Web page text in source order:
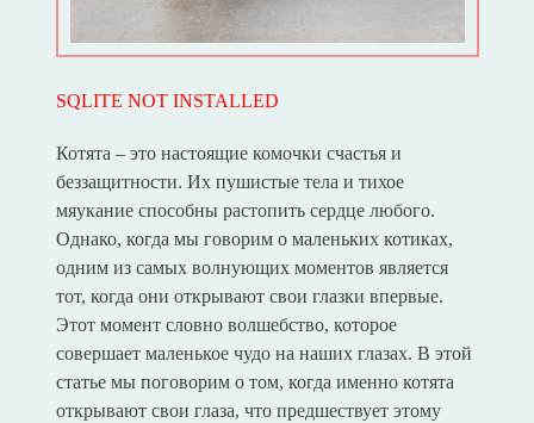
SQLITE NOT INSTALLED
Котята – это настоящие комочки счастья и
беззащитности. Их пушистые тела и тихое
мяукание способны растопить сердце любого.
Однако, когда мы говорим о маленьких котиках,
одним из самых волнующих моментов является
тот, когда они открывают свои глазки впервые.
Этот момент словно волшебство, которое
совершает маленькое чудо на наших глазах. В этой
статье мы поговорим о том, когда именно котята
открывают свои глаза, что предшествует этому